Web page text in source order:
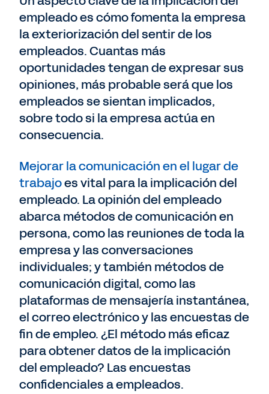
empleado es cómo fomenta la empresa
la exteriorización del sentir de los
empleados. Cuantas más
oportunidades tengan de expresar sus
opiniones, más probable será que los
empleados se sientan implicados,
sobre todo si la empresa actúa en
consecuencia.
Mejorar la comunicación en el lugar de
trabajoes vital para la implicación del
empleado. La opinión del empleado
abarca métodos de comunicación en
persona, como las reuniones de toda la
empresa y las conversaciones
individuales; y también métodos de
comunicación digital, como las
plataformas de mensajería instantánea,
el correo electrónico y las encuestas de
fin de empleo. ¿El método más eficaz
para obtener datos de la implicación
del empleado? Las encuestas
confidenciales a empleados.